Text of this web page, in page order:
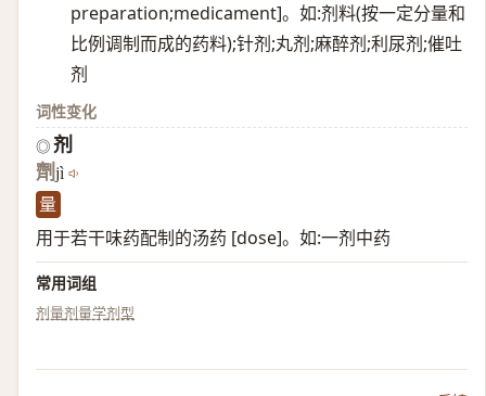
preparation;medicament]。如:剂料(按一定分量和
比例调制而成的药料);针剂;丸剂;麻醉剂;利尿剂;催吐
剂
词性变化
◎ 剂
劑jì
量
用于若干味药配制的汤药 [dose]。如:一剂中药
常用词组
剂量剂量学剂型